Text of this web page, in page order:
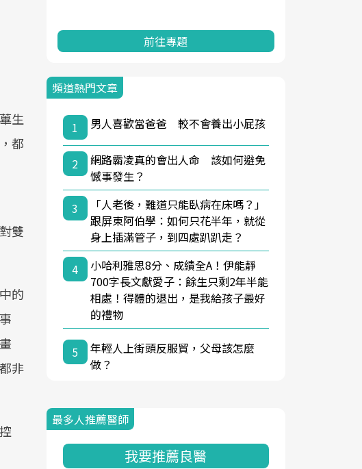
生
都
雙
的
非
前往專題
頻道熱門文章
1 男人喜歡當爸爸 較不會養出小屁孩
2
網路霸凌真的會出人命 該如何避免
憾事發生？
3
「人老後，難道只能臥病在床嗎？」
跟屏東阿伯學：如何只花半年，就從
身上插滿管子，到四處趴趴走？
4
小哈利雅思8分、成績全A！伊能靜
700字長文獻愛子：餘生只剩2年半能
相處！得體的退出，是我給孩子最好
的禮物
5
年輕人上街頭反服貿，父母該怎麼
做？
最多人推薦醫師
我要推薦良醫